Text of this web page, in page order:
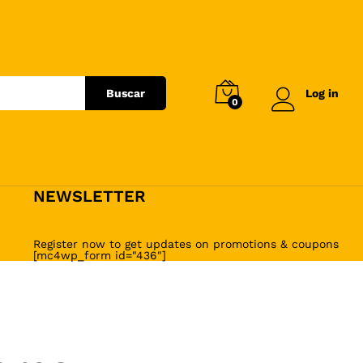
Buscar
0
Log in
NEWSLETTER
Register now to get updates on promotions & coupons
[mc4wp_form id="436"]